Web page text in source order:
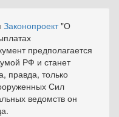
Законопроект"О
предполагается
РФ и станет
правда, только
Сил
ведомств он